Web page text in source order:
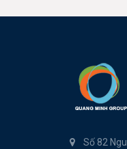
Số 82